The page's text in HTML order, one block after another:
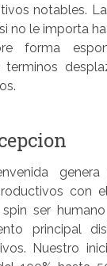
notables.
no le importa
forma
terminos
con
ser
principal
Nuestro